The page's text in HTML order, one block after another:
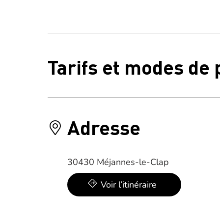
Tarifs et modes de
Adresse
30430 Méjannes-le-Clap
Voir l’itinéraire